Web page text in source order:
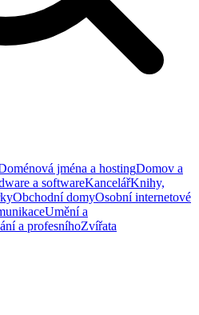
jména a hostingDomov a
a softwareKancelářKnihy,
Obchodní domyOsobní internetové
Umění a
a profesníhoZvířata